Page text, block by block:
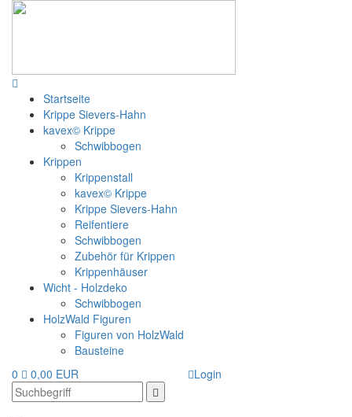
Startseite
Krippe Sievers-Hahn
kavex© Krippe
Schwibbogen
Krippen
Krippenstall
kavex© Krippe
Krippe Sievers-Hahn
Reifentiere
Schwibbogen
Zubehör für Krippen
Krippenhäuser
Wicht - Holzdeko
Schwibbogen
HolzWald Figuren
Figuren von HolzWald
Bausteine
0
0,00 EUR Login